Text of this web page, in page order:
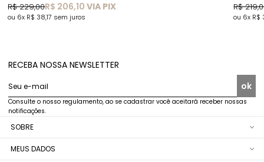
R$ 206,10 VIA PIX
R$ 229,00
6x R$ 38,17 sem juros
R$
6x R$
RECEBA NOSSA NEWSLETTER
Seu e-mail ok
Consulte o nosso regulamento, ao se cadastrar você aceitará receber nossas
notificações.
SOBRE
MEUS DADOS